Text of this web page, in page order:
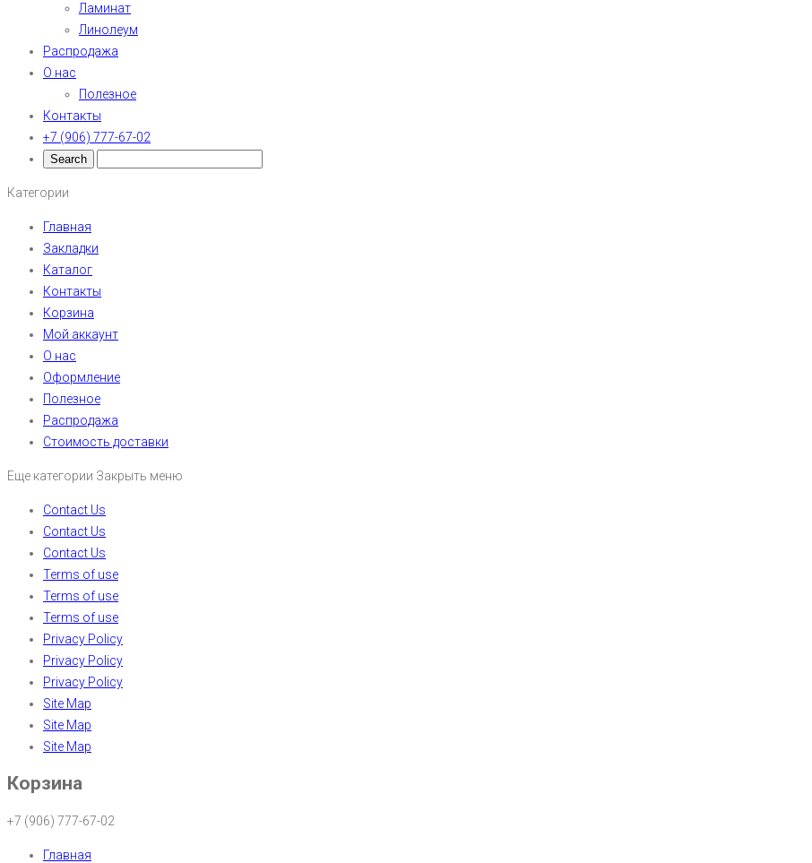
Ламинат
Линолеум
Распродажа
О нас
Полезное
Контакты
+7 (906) 777-67-02
Категории
Главная
Закладки
Каталог
Контакты
Корзина
Мой аккаунт
О нас
Оформление
Полезное
Распродажа
Стоимость доставки
Еще категории Закрыть меню
Contact Us
Contact Us
Contact Us
Terms of use
Terms of use
Terms of use
Privacy Policy
Privacy Policy
Privacy Policy
Site Map
Site Map
Site Map
Корзина
+7 (906) 777-67-02
Главная